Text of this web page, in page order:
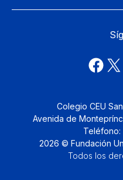
Colegio CEU
Avenida de
Teléfono:
2026 © Fundación
Todos los